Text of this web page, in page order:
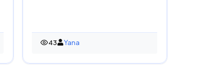
43
43 просмотра
Yana